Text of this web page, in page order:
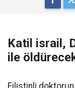
Katil israil,
ile
Filistinli doktorun